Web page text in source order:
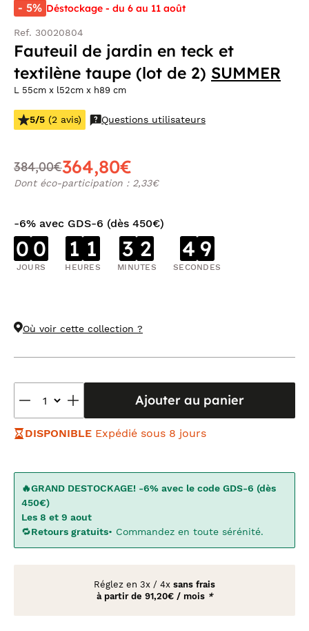
- 5% Déstockage - du 6 au 11 août
Ref. 30020804
Fauteuil de jardin en teck et
textilène taupe (lot de 2) SUMMER
L 55cm x l52cm x h89 cm
5/5 (2 avis) Questions utilisateurs
384,00€364,80€
Dont éco-participation : 2,33€
-6% avec GDS-6 (dès 450€)
0 0
JOURS
1 1
HEURES
3 2
MINUTES
4 8
SECONDES
Où voir cette collection ?
Ajouter au panier
DISPONIBLE Expédié sous 8 jours
🔥GRAND DESTOCKAGE! -6% avec le code GDS-6 (dès
450€)
Les 8 et 9 aout
🔁Retours gratuits• Commandez en toute sérénité.
Réglez en 3x / 4x sans frais
à partir de 91,20€ / mois *